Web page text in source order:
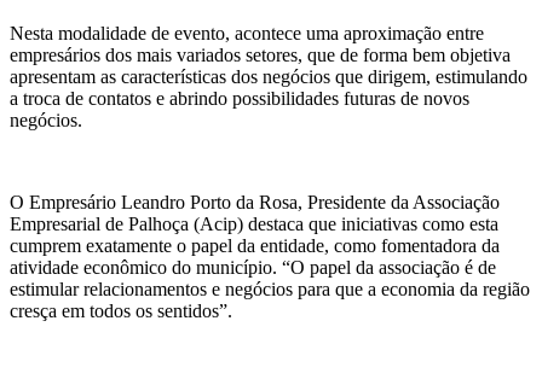
Nesta modalidade de evento, acontece uma aproximação entre
empresários dos mais variados setores, que de forma bem objetiva
apresentam as características dos negócios que dirigem, estimulando
a troca de contatos e abrindo possibilidades futuras de novos
negócios.
O Empresário Leandro Porto da Rosa, Presidente da Associação
Empresarial de Palhoça (Acip) destaca que iniciativas como esta
cumprem exatamente o papel da entidade, como fomentadora da
atividade econômico do município. “O papel da associação é de
estimular relacionamentos e negócios para que a economia da região
cresça em todos os sentidos”.